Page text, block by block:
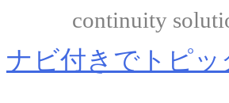
continuity
ナビ付きでトピッ